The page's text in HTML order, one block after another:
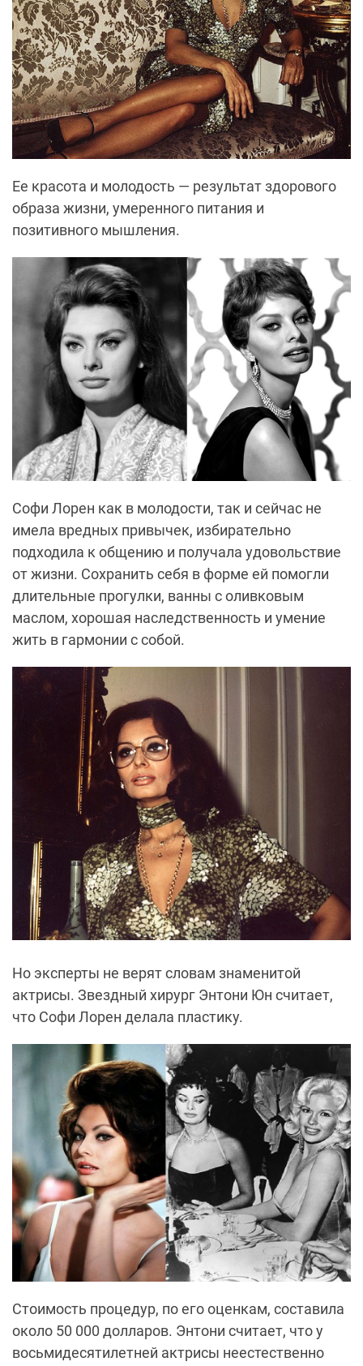
Ее красота и молодость — результат здорового
образа жизни, умеренного питания и
позитивного мышления.
Софи Лорен как в молодости, так и сейчас не
имела вредных привычек, избирательно
подходила к общению и получала удовольствие
от жизни. Сохранить себя в форме ей помогли
длительные прогулки, ванны с оливковым
маслом, хорошая наследственность и умение
жить в гармонии с собой.
Но эксперты не верят словам знаменитой
актрисы. Звездный хирург Энтони Юн считает,
что Софи Лорен делала пластику.
Стоимость процедур, по его оценкам, составила
около 50 000 долларов. Энтони считает, что у
восьмидесятилетней актрисы неестественно